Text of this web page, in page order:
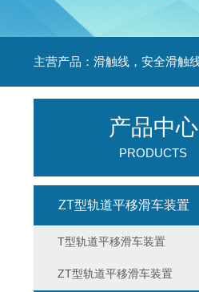
产品中心
PRODUCTS
ZT型轨道平移滑车装置
T型轨道平移滑车装置
ZT型轨道平移滑车装置